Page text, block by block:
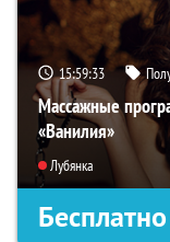
15:59:32
Массажные
«Ванилия»
Лубянка
Бесплатно